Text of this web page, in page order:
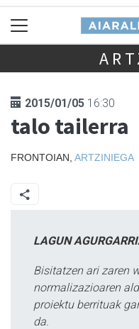
2015/01/05 16:30
talo tailerra
FRONTOIAN, ARTZINIEGA
LAGUN
Bisitatzen ari zaren
normalizazioaren
proiektu berrituak
da.